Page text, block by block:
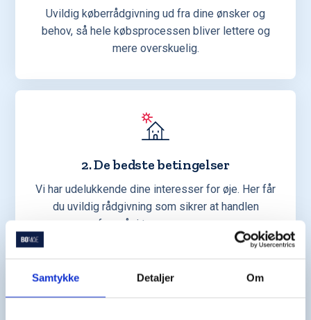
Samtykke Detaljer Om
Uvildig køberrådgivning ud fra dine ønsker og
behov, så hele købsprocessen bliver lettere og
mere overskuelig.
2. De bedste betingelser
Vi har udelukkende dine interesser for øje. Her får
du uvildig rådgivning som sikrer at handlen
foregår i trygge rammer.